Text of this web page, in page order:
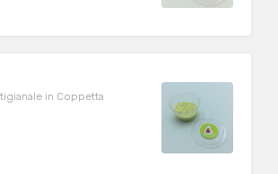
in Coppetta